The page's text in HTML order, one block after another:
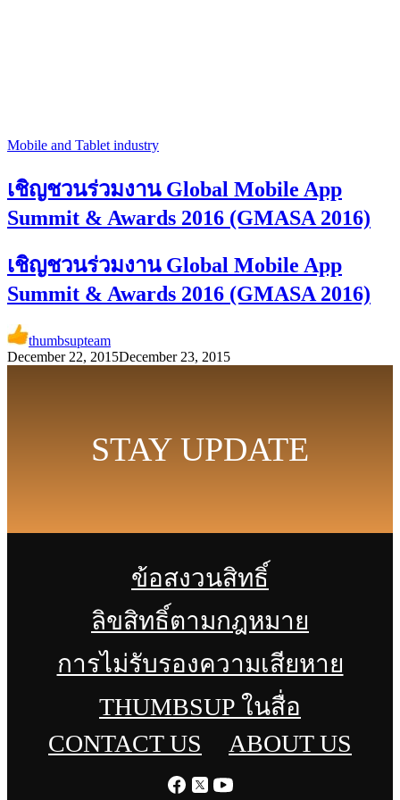
Mobile and Tablet industry
เชิญชวนร่วมงาน Global Mobile App
Summit & Awards 2016 (GMASA 2016)
เชิญชวนร่วมงาน Global Mobile App
Summit & Awards 2016 (GMASA 2016)
thumbsupteam
December 22, 2015December 23, 2015
STAY UPDATE
ข้อสงวนสิทธิ์
ลิขสิทธิ์ตามกฎหมาย
การไม่รับรองความเสียหาย
THUMBSUP ในสื่อ
CONTACT US
ABOUT US